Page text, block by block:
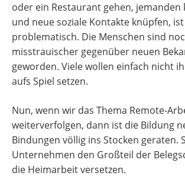
oder ein Restaurant gehen, jemanden
und neue soziale Kontakte knüpfen,
problematisch. Die Menschen sind
misstrauischer gegenüber neuen
geworden. Viele wollen einfach nicht
aufs Spiel setzen.
Nun, wenn wir das Thema Remote-
weiterverfolgen, dann ist die Bildung
Bindungen völlig ins Stocken geraten.
Unternehmen den Großteil der
die Heimarbeit versetzen.